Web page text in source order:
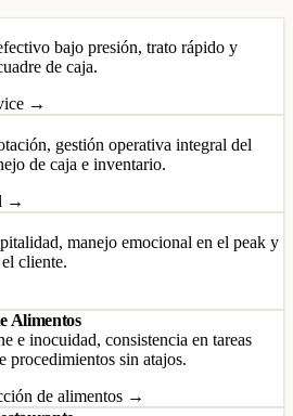
bajo presión, trato rápido y
de caja.
→
gestión operativa integral del
de caja e inventario.
→
manejo emocional en el peak y
cliente.
Alimentos
e inocuidad, consistencia en tareas
procedimientos sin atajos.
de alimentos →